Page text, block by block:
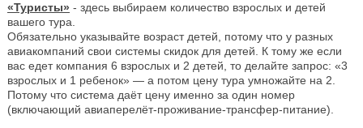
«Туристы» - здесь выбираем количество взрослых и детей
вашего тура.
Обязательно указывайте возраст детей, потому что у разных
авиакомпаний свои системы скидок для детей. К тому же если
вас едет компания 6 взрослых и 2 детей, то делайте запрос: «3
взрослых и 1 ребенок» — а потом цену тура умножайте на 2.
Потому что система даёт цену именно за один номер
(включающий авиаперелёт-проживание-трансфер-питание).